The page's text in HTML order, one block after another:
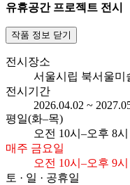
유휴공간 프로젝트 전시
작품 정보 닫기
전시장소
서울시립 북서울미
전시기간
2026.04.02 ~
평일(화–목)
오전 10시–오후 8시
매주 금요일
오전 10시–오후 9
토 · 일 · 공휴일